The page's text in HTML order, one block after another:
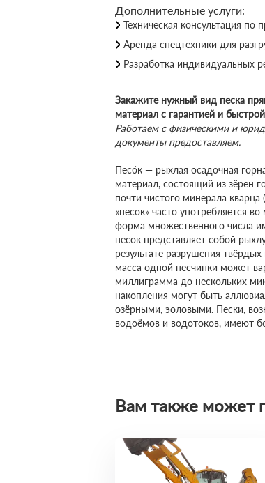
Дополнительные услуги:
Техническая консультация по
Аренда спецтехники для
Разработка индивидуальных
Закажите нужный вид песка
материал с гарантией и
Работаем с физическими и
документы предоставляем.
Песо́к — рыхлая осадочная
материал, состоящий из зёрен
почти чистого минерала
«песок» часто употребляется
форма множественного числа
песок представляет собой
результате разрушения
масса одной песчинки может
миллиграмма до нескольких
накопления могут быть
озёрными, эоловыми. Пески,
водоёмов и водотоков, имеют
Вам также может